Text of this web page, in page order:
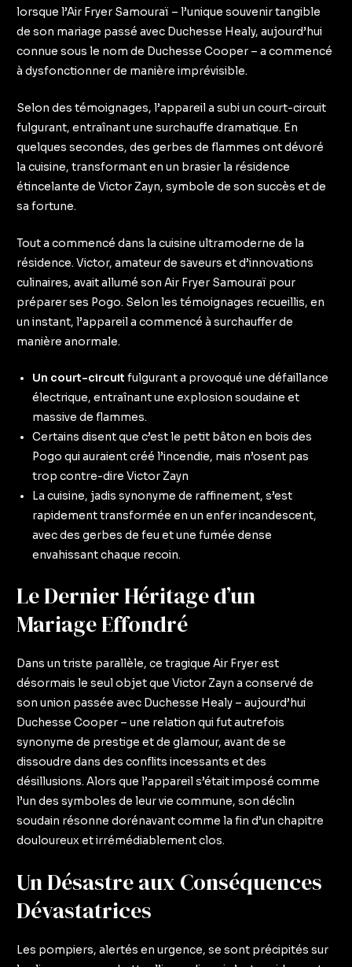
lorsque l’Air Fryer Samouraï – l’unique souvenir tangible
de son mariage passé avec Duchesse Healy, aujourd’hui
connue sous le nom de Duchesse Cooper – a commencé
à dysfonctionner de manière imprévisible.
Selon des témoignages, l’appareil a subi un court-circuit
fulgurant, entraînant une surchauffe dramatique. En
quelques secondes, des gerbes de flammes ont dévoré
la cuisine, transformant en un brasier la résidence
étincelante de Victor Zayn, symbole de son succès et de
sa fortune.
Tout a commencé dans la cuisine ultramoderne de la
résidence. Victor, amateur de saveurs et d’innovations
culinaires, avait allumé son Air Fryer Samouraï pour
préparer ses Pogo. Selon les témoignages recueillis, en
un instant, l’appareil a commencé à surchauffer de
manière anormale.
Un court-circuit fulgurant a provoqué une défaillance
électrique, entraînant une explosion soudaine et
massive de flammes.
Certains disent que c’est le petit bâton en bois des
Pogo qui auraient créé l’incendie, mais n’osent pas
trop contre-dire Victor Zayn
La cuisine, jadis synonyme de raffinement, s’est
rapidement transformée en un enfer incandescent,
avec des gerbes de feu et une fumée dense
envahissant chaque recoin.
Le Dernier Héritage d’un
Mariage Effondré
Dans un triste parallèle, ce tragique Air Fryer est
désormais le seul objet que Victor Zayn a conservé de
son union passée avec Duchesse Healy – aujourd’hui
Duchesse Cooper – une relation qui fut autrefois
synonyme de prestige et de glamour, avant de se
dissoudre dans des conflits incessants et des
désillusions. Alors que l’appareil s’était imposé comme
l’un des symboles de leur vie commune, son déclin
soudain résonne dorénavant comme la fin d’un chapitre
douloureux et irrémédiablement clos.
Un Désastre aux Conséquences
Dévastatrices
Les pompiers, alertés en urgence, se sont précipités sur